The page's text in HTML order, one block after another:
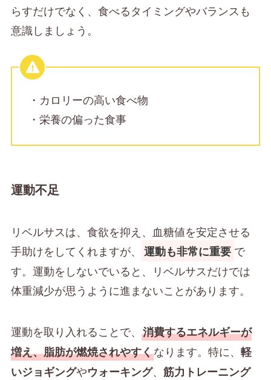
らすだけでなく、食べるタイミングやバランスも
意識しましょう。
・カロリーの高い食べ物
・栄養の偏った食事
運動不足
リベルサスは、食欲を抑え、血糖値を安定させる
手助けをしてくれますが、
運動も非常に重要 で
す。運動をしないでいると、リベルサスだけでは
体重減少が思うように進まないことがあります。
運動を取り入れることで、 消費するエネルギーが
増え、脂肪が燃焼されやすくなります。特に、 軽
いジョギングやウォーキング、 筋力トレーニング